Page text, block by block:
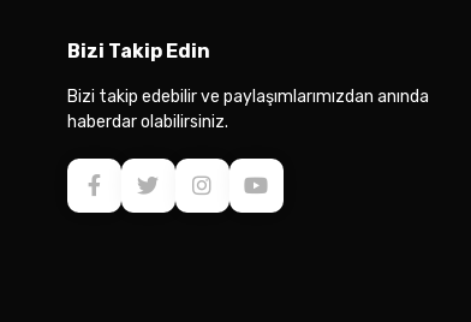
Bizi Takip Edin
Bizi takip edebilir ve paylaşımlarımızdan anında
haberdar olabilirsiniz.